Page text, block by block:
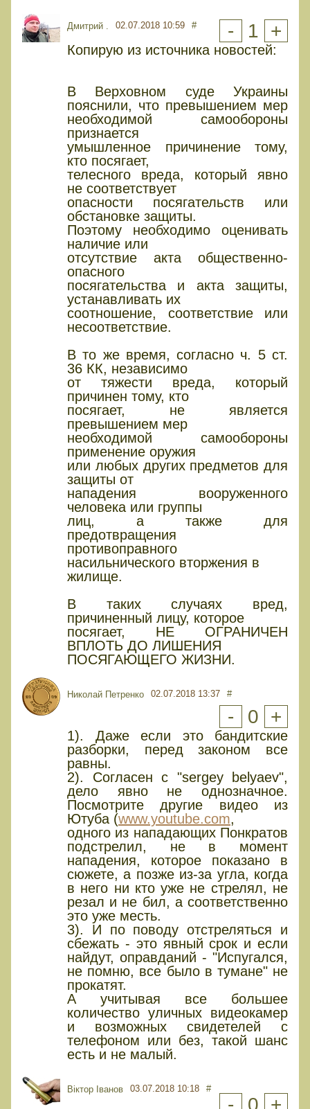
Дмитрий . 02.07.2018 10:59 # - 1 +
Копирую из источника новостей:
В Верховном суде Украины
пояснили, что превышением мер
необходимой самообороны
признается
умышленное причинение тому,
кто посягает,
телесного вреда, который явно
не соответствует
опасности посягательств или
обстановке защиты.
Поэтому необходимо оценивать
наличие или
отсутствие акта общественно-
опасного
посягательства и акта защиты,
устанавливать их
соотношение, соответствие или
несоответствие.
В то же время, согласно ч. 5 ст.
36 КК, независимо
от тяжести вреда, который
причинен тому, кто
посягает, не является
превышением мер
необходимой самообороны
применение оружия
или любых других предметов для
защиты от
нападения вооруженного
человека или группы
лиц, а также для
предотвращения
противоправного
насильнического вторжения в
жилище.
В таких случаях вред,
причиненный лицу, которое
посягает, НЕ ОГРАНИЧЕН
ВПЛОТЬ ДО ЛИШЕНИЯ
ПОСЯГАЮЩЕГО ЖИЗНИ.
Николай Петренко 02.07.2018 13:37 #
- 0 +
1). Даже если это бандитские
разборки, перед законом все
равны.
2). Согласен с "sergey belyaev",
дело явно не однозначное.
Посмотрите другие видео из
Ютуба (www.youtube.com,
одного из нападающих Понкратов
подстрелил, не в момент
нападения, которое показано в
сюжете, а позже из-за угла, когда
в него ни кто уже не стрелял, не
резал и не бил, а соответственно
это уже месть.
3). И по поводу отстреляться и
сбежать - это явный срок и если
найдут, оправданий - "Испугался,
не помню, все было в тумане" не
прокатят.
А учитывая все большее
количество уличных видеокамер
и возможных свидетелей с
телефоном или без, такой шанс
есть и не малый.
Віктор Іванов 03.07.2018 10:18 #